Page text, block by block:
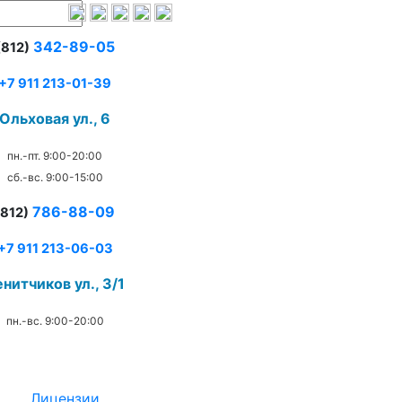
342-89-05
+7 911 213-01-39
Ольховая ул., 6
пн.-пт. 9:00-20:00
сб.-вс. 9:00-15:00
786-88-09
911 213-06-03
ул., 3/1
пн.-вс. 9:00-20:00